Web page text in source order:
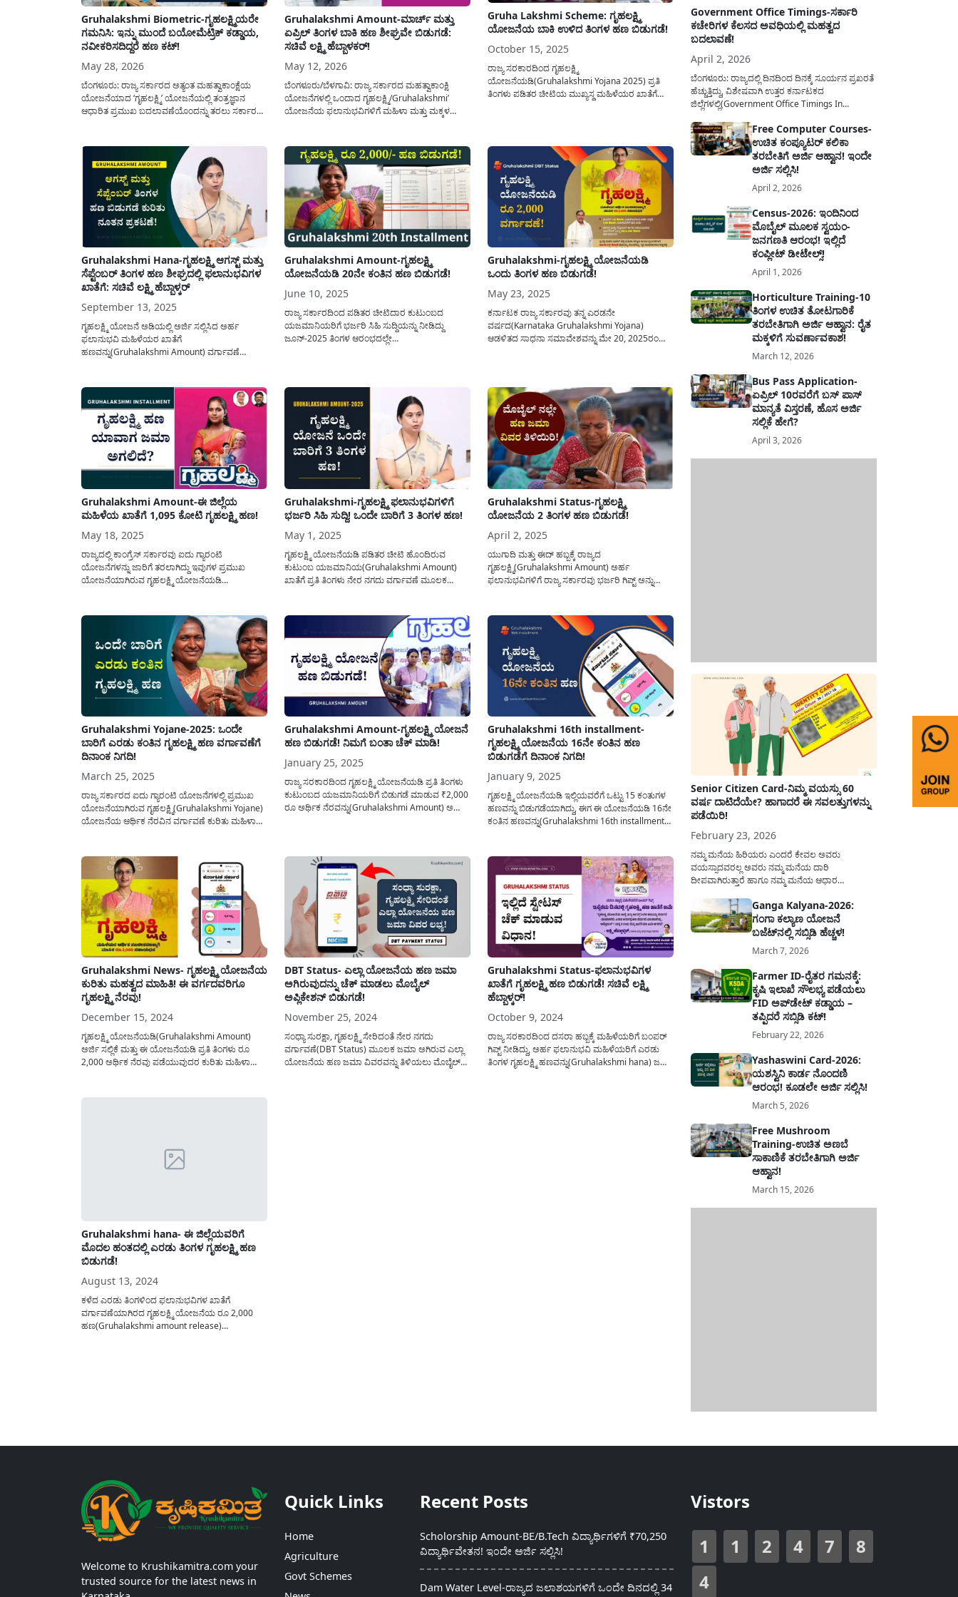
Gruhalakshmi Biometric-ಗೃಹಲಕ್ಷ್ಮಿಯರೇ
ಗಮನಿಸಿ: ಇನ್ನು ಮುಂದೆ ಬಯೋಮೆಟ್ರಿಕ್ ಕಡ್ಡಾಯ,
ನವೀಕರಿಸದಿದ್ದರೆ ಹಣ ಕಟ್!
May 28, 2026
ಬೆಂಗಳೂರು: ರಾಜ್ಯ ಸರ್ಕಾರದ ಅತ್ಯಂತ ಮಹತ್ವಾಕಾಂಕ್ಷೆಯ
ಯೋಜನೆಯಾದ ‘ಗೃಹಲಕ್ಷ್ಮಿ’ ಯೋಜನೆಯಲ್ಲಿ ತಂತ್ರಜ್ಞಾನ
ಆಧಾರಿತ ಪ್ರಮುಖ ಬದಲಾವಣೆಯೊಂದನ್ನು ತರಲು ಸರ್ಕಾರ
ಸಂಪೂರ್ಣವಾಗಿ ನಿಯಂತ್ರಿಸಲು ಇನ್ನು ಮುಂದೆ ‘ಒನ್-ಟೈಮ್
ಬಯೋಮೆಟ್ರಿಕ್’ (Gruhalakshmi One-time
Biometric) ವ್ಯವಸ್ಥೆಯನ್ನು ಜಾರಿಗೆ ತರಲಾಗುತ್ತಿದೆ. ಪ್ರಸ್ತುತ
ಯೋಜನೆಯ ಲಾಭ ಪಡೆಯುತ್ತಿರುವ ಎಲ್ಲಾ ಫಲಾನುಭವಿಗಳು...
Gruhalakshmi Amount-ಮಾರ್ಚ್ ಮತ್ತು
ಏಪ್ರಿಲ್ ತಿಂಗಳ ಬಾಕಿ ಹಣ ಶೀಘ್ರವೇ ಬಿಡುಗಡೆ:
ಸಚಿವೆ ಲಕ್ಷ್ಮಿ ಹೆಬ್ಬಾಳಕರ್!
May 12, 2026
ಬೆಂಗಳೂರು/ಬೆಳಗಾವಿ: ರಾಜ್ಯ ಸರ್ಕಾರದ ಮಹತ್ವಾಕಾಂಕ್ಷಿ
ಯೋಜನೆಗಳಲ್ಲಿ ಒಂದಾದ ಗೃಹಲಕ್ಷ್ಮಿ/Gruhalakshmi’
ಯೋಜನೆಯ ಫಲಾನುಭವಿಗಳಿಗೆ ಮಹಿಳಾ ಮತ್ತು ಮಕ್ಕಳ
ತಿಂಗಳಿಂದ ತಾಂತ್ರಿಕ ಕಾರಣ ಹಾಗೂ ಚುನಾವಣೆ ನೀತಿ
ಸಂಹಿತೆಯ ಹಿನ್ನೆಲೆಯಲ್ಲಿ ವಿಳಂಬವಾಗಿದ್ದ ಗೃಹಲಕ್ಷ್ಮಿ
ಯೋಜನೆಯ ಮಾಸಿಕ ₹2,000 ಹಣವು ಸದ್ಯದಲ್ಲೇ
ಮಹಿಳೆಯರ ಬ್ಯಾಂಕ್...
Gruha Lakshmi Scheme: ಗೃಹಲಕ್ಷ್ಮಿ
ಯೋಜನೆಯ ಬಾಕಿ ಉಳಿದ ತಿಂಗಳ ಹಣ ಬಿಡುಗಡೆ!
October 15, 2025
ರಾಜ್ಯ ಸರಕಾರದಿಂದ ಗೃಹಲಕ್ಷ್ಮಿ
ಯೋಜನೆಯಡಿ(Gruhalakshmi Yojana 2025) ಪ್ರತಿ
ತಿಂಗಳು ಪಡಿತರ ಚೀಟಿಯ ಮುಖ್ಯಸ್ಥ ಮಹಿಳೆಯರ ಖಾತೆಗೆ
ತಿಂಗಳಿನಿಂದ ಗೃಹಲಕ್ಷ್ಮಿ ಯೋಜನೆಯ ರೂ 2,000/- ಹಣ ಪ್ರತಿ
ತಿಂಗಳು...
Gruhalakshmi Hana-ಗೃಹಲಕ್ಷ್ಮಿ ಆಗಸ್ಟ್ ಮತ್ತು
ಸೆಪ್ಟೆಂಬರ್ ತಿಂಗಳ ಹಣ ಶೀಘ್ರದಲ್ಲಿ ಫಲಾನುಭವಿಗಳ
ಖಾತೆಗೆ: ಸಚಿವೆ ಲಕ್ಷ್ಮಿ ಹೆಬ್ಬಾಳ್ಕರ್
September 13, 2025
ಗೃಹಲಕ್ಷ್ಮಿ ಯೋಜನೆ ಅಡಿಯಲ್ಲಿ ಅರ್ಜಿ ಸಲ್ಲಿಸಿದ ಅರ್ಹ
ಫಲಾನುಭವಿ ಮಹಿಳೆಯರ ಖಾತೆಗೆ
ಹಣವನ್ನು(Gruhalakshmi Amount) ವರ್ಗಾವಣೆ
ಹೊರಡಿಸಿದ್ದು ಇದರ ಸಂಪೂರ್ಣ ವಿವರವಾದ ಮಾಹಿತಿಯನ್ನು
ಇಲ್ಲಿ ಹಂಚಿಕೊಳ್ಳಲಾಗಿದೆ. ಮಾಹಿಳಾ ಮತ್ತು ಮಕ್ಕಳ ಅಭಿವೃದ್ದಿ
ಸಚಿವೆ ಲಕ್ಷ್ಮಿ ಹೆಬ್ಬಾಳ್ಕರ್(Laxmi hebbalkar) ಅವರು...
Gruhalakshmi Amount-ಗೃಹಲಕ್ಷ್ಮಿ
ಯೋಜನೆಯಡಿ 20ನೇ ಕಂತಿನ ಹಣ ಬಿಡುಗಡೆ!
June 10, 2025
ರಾಜ್ಯ ಸರ್ಕಾರದಿಂದ ಪಡಿತರ ಚೀಟಿದಾರ ಕುಟುಂಬದ
ಯಜಮಾನಿಯರಿಗೆ ಭರ್ಜರಿ ಸಿಹಿ ಸುದ್ದಿಯನ್ನು ನೀಡಿದ್ದು
ಜೂನ್-2025 ತಿಂಗಳ ಆರಂಭದಲ್ಲೇ
Card) ಹೊಂದಿರುವ ಕುಟುಂಬದ ಯಜಮಾನಿಯರ ಅರ್ಹ
ಫಲಾನುಭವಿಗಳ ಖಾತೆಗೆ ಮಹಿಳಾ ಮತ್ತು ಮಕ್ಕಳ ಕಲ್ಯಾಣ
ಇಲಾಖೆಯ...
Gruhalakshmi-ಗೃಹಲಕ್ಷ್ಮಿ ಯೋಜನೆಯಡಿ
ಒಂದು ತಿಂಗಳ ಹಣ ಬಿಡುಗಡೆ!
May 23, 2025
ಕರ್ನಾಟಕ ರಾಜ್ಯ ಸರ್ಕಾರವು ತನ್ನ ಎರಡನೇ
ವರ್ಷದ(Karnataka Gruhalakshmi Yojana)
ಆಡಳಿತದ ಸಾಧನಾ ಸಮಾವೇಶವನ್ನು ಮೇ 20, 2025ರಂದು
ಖಾತೆಗೆ ಜಮಾ ಮಾಡಲಾಗಿದೆ. ದಿನಾಂಕ ಮೇ 19, 2025ರಂದು
ಫಲಾನುಭವಿಗಳ ಖಾತೆಗೆ ಒಂದು ತಿಂಗಳು...
Gruhalakshmi Amount-ಈ ಜಿಲ್ಲೆಯ
ಮಹಿಳೆಯ ಖಾತೆಗೆ 1,095 ಕೋಟಿ ಗೃಹಲಕ್ಷ್ಮಿ ಹಣ!
May 18, 2025
ರಾಜ್ಯದಲ್ಲಿ ಕಾಂಗ್ರೆಸ್ ಸರ್ಕಾರವು ಐದು ಗ್ಯಾರಂಟಿ
ಯೋಜನೆಗಳನ್ನು ಜಾರಿಗೆ ತರಲಾಗಿದ್ದು ಇವುಗಳ ಪ್ರಮುಖ
ಯೋಜನೆಯಾಗಿರುವ ಗೃಹಲಕ್ಷ್ಮಿ ಯೋಜನೆಯಡಿ
ಹಂಚಿಕೊಳ್ಳಲಾಗಿದೆ. ಮಹಿಳಾ ಮತ್ತು ಮಕ್ಕಳ ಕಲ್ಯಾಣ
ಇಲಾಖೆಯ ಸಚಿವರಾದ ಲಕ್ಷ್ಮಿ ಹೆಬ್ಬಾಳ್ಕರ್(Minister Laxmi
hebbalkar) ಅವರು ಮೇ-2025 ತಿಂಗಳಲ್ಲಿ ಹಂತ-
ಹಂತವಾಗಿ ಇದೆ ತಿಂಗಳಲ್ಲಿ 3 ಕಂತುಗಳ...
Gruhalakshmi-ಗೃಹಲಕ್ಷ್ಮಿ ಫಲಾನುಭವಿಗಳಿಗೆ
ಭರ್ಜರಿ ಸಿಹಿ ಸುದ್ದಿ! ಒಂದೇ ಬಾರಿಗೆ 3 ತಿಂಗಳ ಹಣ!
May 1, 2025
ಗೃಹಲಕ್ಷ್ಮಿ ಯೋಜನೆಯಡಿ ಪಡಿತರ ಚೀಟಿ ಹೊಂದಿರುವ
ಕುಟುಂಬ ಯಜಮಾನಿಯ(Gruhalakshmi Amount)
ಖಾತೆಗೆ ಪ್ರತಿ ತಿಂಗಳು ನೇರ ನಗದು ವರ್ಗಾವಣೆ ಮೂಲಕ
ಸಚಿವರಾದ ಲಕ್ಷ್ಮಿ ಹೆಬ್ಬಾಳ್ಕರ್ ಅವರು ಪತ್ರಿಕಾ ಮಾಧ್ಯಮದ
ಮೂಲಕ ತಿಳಿಸಿರುವ ನೂತನ ಮಾಹಿತಿಯನ್ನು ಈ ಲೇಖನದಲ್ಲಿ...
Gruhalakshmi Status-ಗೃಹಲಕ್ಷ್ಮಿ
ಯೋಜನೆಯ 2 ತಿಂಗಳ ಹಣ ಬಿಡುಗಡೆ!
April 2, 2025
ಯುಗಾದಿ ಮತ್ತು ಈದ್ ಹಬ್ಬಕ್ಕೆ ರಾಜ್ಯದ
ಗೃಹಲಕ್ಷ್ಮಿ(Gruhalakshmi Amount) ಅರ್ಹ
ಫಲಾನುಭವಿಗಳಿಗೆ ರಾಜ್ಯ ಸರ್ಕಾರವು ಭರ್ಜರಿ ಗಿಪ್ಟ್ ಅನ್ನು
ಜಮಾ ಮಾಡಲಾಗಿದೆ. ಸರ್ಕಾರದಿಂದ ಗೃಹಲಕ್ಷ್ಮಿ ಯೋಜನೆಯಡಿ
ಜನವರು-2025 ಮತ್ತು ಫೆಬ್ರವರಿ-2025 ಎರಡು ತಿಂಗಳ
ಹಣವನ್ನು(Gruhalakshmi Status) ಈ...
Gruhalakshmi Yojane-2025: ಒಂದೇ
ಬಾರಿಗೆ ಎರಡು ಕಂತಿನ ಗೃಹಲಕ್ಷ್ಮಿ ಹಣ ವರ್ಗಾವಣೆಗೆ
ದಿನಾಂಕ ನಿಗದಿ!
March 25, 2025
ರಾಜ್ಯ ಸರ್ಕಾರದ ಐದು ಗ್ಯಾರಂಟಿ ಯೋಜನೆಗಳಲ್ಲಿ ಪ್ರಮುಖ
ಯೋಜನೆಯಾಗಿರುವ ಗೃಹಲಕ್ಷ್ಮಿ(Gruhalakshmi Yojane)
ಯೋಜನೆಯ ಆರ್ಥಿಕ ನೆರವಿನ ವರ್ಗಾವಣೆ ಕುರಿತು ಮಹಿಳಾ
ಹಂಚಿಕೊಳ್ಳಲಾಗಿದೆ. ಗೃಹಲಕ್ಷ್ಮಿ ಯೋಜನೆಯಡಿ ಪ್ರತಿ ತಿಂಗಳು
ಅರ್ಹ ಪಡಿತರ ಚೀಟಿ ಹೊಂದಿರುವ ಮಹಿಳೆಯರಿಗೆ ನೀಡುವ
ರೂ 2,000/-...
Gruhalakshmi Amount-ಗೃಹಲಕ್ಷ್ಮಿ ಯೋಜನೆ
ಹಣ ಬಿಡುಗಡೆ! ನಿಮಗೆ ಬಂತಾ ಚೆಕ್ ಮಾಡಿ!
January 25, 2025
ರಾಜ್ಯ ಸರಕಾರದಿಂದ ಗೃಹಲಕ್ಷ್ಮಿ ಯೋಜನೆಯಡಿ ಪ್ರತಿ ತಿಂಗಳು
ಕುಟುಂಬದ ಯಜಮಾನಿಯರಿಗೆ ಬಿಡುಗಡೆ ಮಾಡುವ ₹2,000
ರೂ ಅರ್ಥಿಕ ನೆರವನ್ನು(Gruhalakshmi Amount) ಅರ್ಹ
ಗೃಹಲಕ್ಷ್ಮಿ ಯೋಜನೆಯ ಎಲ್ಲಾ ಬಗೆಯ ಅರ್ಜಿ ವಿಲೇವಾರಿ
Gruhalakshmi 16th installment-
ಗೃಹಲಕ್ಷ್ಮಿ ಯೋಜನೆಯ 16ನೇ ಕಂತಿನ ಹಣ
ಬಿಡುಗಡೆಗೆ ದಿನಾಂಕ ನಿಗದಿ!
January 9, 2025
ಗೃಹಲಕ್ಷ್ಮಿ ಯೋಜನೆಯಡಿ ಇಲ್ಲಿಯವರೆಗೆ ಒಟ್ಟು 15 ಕಂತುಗಳ
ಹಣವನ್ನು ಬಿಡುಗಡೆಯಾಗಿದ್ದು, ಈಗ ಈ ಯೋಜನೆಯಡಿ 16ನೇ
ಕಂತಿನ ಹಣವನ್ನು(Gruhalakshmi 16th installment)
ಒಂದಿಷ್ಟು ಉಪಯುಕ್ತ ಮಾಹಿತಿ ಹೀಗಿದೆ. ರಾಜ್ಯ ಸರಕಾರದಿಂದ
ಪಡಿತರ ಚೀಟಿ ಹೊಂದಿರುವ ಕುಟುಂಬದ ಯಜಮಾನಿಯರ
ಬ್ಯಾಂಕ್ ಖಾತೆಗೆ ಪ್ರತಿ...
Gruhalakshmi News- ಗೃಹಲಕ್ಷ್ಮಿ ಯೋಜನೆಯ
ಕುರಿತು ಮಹತ್ವದ ಮಾಹಿತಿ! ಈ ವರ್ಗದವರಿಗೂ
ಗೃಹಲಕ್ಷ್ಮಿ ನೆರವು!
December 15, 2024
ಗೃಹಲಕ್ಷ್ಮಿ ಯೋಜನೆಯಡಿ(Gruhalakshmi Amount)
ಅರ್ಜಿ ಸಲ್ಲಿಕೆ ಮತ್ತು ಈ ಯೋಜನೆಯಡಿ ಪ್ರತಿ ತಿಂಗಳು ರೂ
2,000 ಅರ್ಥಿಕ ನೆರವು ಪಡೆಯುವುದರ ಕುರಿತು ಮಹಿಳಾ
ಹಂಚಿಕೊಂಡಿರುವ ಮಾಹಿತಿಯನ್ನು ಇಲ್ಲಿ ಪ್ರಕಟಿಸಲಾಗಿದೆ.
DBT Status- ಎಲ್ಲಾ ಯೋಜನೆಯ ಹಣ ಜಮಾ
ಅಗಿರುವುದನ್ನು ಚೆಕ್ ಮಾಡಲು ಮೊಬೈಲ್
ಅಪ್ಲಿಕೇಶನ್ ಬಿಡುಗಡೆ!
November 25, 2024
ಸಂಧ್ಯಾ ಸುರಕ್ಷಾ, ಗೃಹಲಕ್ಷ್ಮಿ ಸೇರಿದಂತೆ ನೇರ ನಗದು
ವರ್ಗಾವಣೆ(DBT Status) ಮೂಲಕ ಜಮಾ ಅಗಿರುವ ಎಲ್ಲಾ
ಯೋಜನೆಯ ಹಣ ಜಮಾ ವಿವರವನ್ನು ತಿಳಿಯಲು ಮೊಬೈಲ್
Gruhalakshmi Status-ಫಲಾನುಭವಿಗಳ
ಖಾತೆಗೆ ಗೃಹಲಕ್ಷ್ಮಿ ಹಣ ಬಿಡುಗಡೆ! ಸಚಿವೆ ಲಕ್ಷ್ಮಿ
ಹೆಬ್ಬಾಳ್ಕರ್‌!
October 9, 2024
ರಾಜ್ಯ ಸರಕಾರದಿಂದ ದಸರಾ ಹಬ್ಬಕ್ಕೆ ಮಹಿಳೆಯರಿಗೆ ಬಂಪರ್
ಗಿಪ್ಟ್ ನೀಡಿದ್ದು, ಅರ್ಹ ಫಲಾನುಭವಿ ಮಹಿಳೆಯರಿಗೆ ಎರಡು
ತಿಂಗಳ ಗೃಹಲಕ್ಷ್ಮಿ ಹಣವನ್ನು(Gruhalakshmi hana) ಜಮಾ
Gruhalakshmi hana- ಈ ಜಿಲ್ಲೆಯವರಿಗೆ
ಮೊದಲ ಹಂತದಲ್ಲಿ ಎರಡು ತಿಂಗಳ ಗೃಹಲಕ್ಷ್ಮಿ ಹಣ
ಬಿಡುಗಡೆ!
August 13, 2024
ಕಳೆದ ಎರಡು ತಿಂಗಳಿಂದ ಫಲಾನುಭವಿಗಳ ಖಾತೆಗೆ
ವರ್ಗಾವಣೆಯಾಗಿರದ ಗೃಹಲಕ್ಷ್ಮಿ ಯೋಜನೆಯ ರೂ 2,000
ಹಣ(Gruhalakshmi amount release)
Government Office Timings-ಸರ್ಕಾರಿ
ಕಚೇರಿಗಳ ಕೆಲಸದ ಅವಧಿಯಲ್ಲಿ ಮಹತ್ವದ
ಬದಲಾವಣೆ!
April 2, 2026
ಬೆಂಗಳೂರು: ರಾಜ್ಯದಲ್ಲಿ ದಿನದಿಂದ ದಿನಕ್ಕೆ ಸೂರ್ಯನ ಪ್ರಖರತೆ
ಹೆಚ್ಚುತ್ತಿದ್ದು, ವಿಶೇಷವಾಗಿ ಉತ್ತರ ಕರ್ನಾಟಕದ
ಜಿಲ್ಲೆಗಳಲ್ಲಿ(Government Office Timings In
ಹಿನ್ನೆಲೆಯಲ್ಲಿ ಸರ್ಕಾರಿ ನೌಕರರ ಹಿತದೃಷ್ಟಿಯಿಂದ ಹಾಗೂ
ಸಾರ್ವಜನಿಕರ ಅನುಕೂಲಕ್ಕಾಗಿ ಕರ್ನಾಟಕ ಸರ್ಕಾರವು
ಮಹತ್ವದ ನಿರ್ಧಾರವೊಂದನ್ನು ಕೈಗೊಂಡಿದೆ. ಕಿತ್ತೂರು ಕರ್ನಾಟಕ
ಮತ್ತು ಕಲ್ಯಾಣ ಕರ್ನಾಟಕದ ಒಟ್ಟು 9 ಜಿಲ್ಲೆಗಳಲ್ಲಿ ಏಪ್ರಿಲ್...
Free Computer Courses-
ಉಚಿತ ಕಂಪ್ಯೂಟರ್ ಕಲಿಕಾ
ತರಬೇತಿಗೆ ಅರ್ಜಿ ಆಹ್ವಾನ! ಇಂದೇ
ಅರ್ಜಿ ಸಲ್ಲಿಸಿ!
April 2, 2026
Census-2026: ಇಂದಿನಿಂದ
ಮೊಬೈಲ್ ಮೂಲಕ ಸ್ವಯಂ-
ಜನಗಣತಿ ಆರಂಭ! ಇಲ್ಲಿದೆ
ಕಂಪ್ಲೀಟ್ ಡೀಟೇಲ್ಸ್!
April 1, 2026
Horticulture Training-10
ತಿಂಗಳ ಉಚಿತ ತೋಟಗಾರಿಕೆ
ತರಬೇತಿಗಾಗಿ ಅರ್ಜಿ ಆಹ್ವಾನ: ರೈತ
ಮಕ್ಕಳಿಗೆ ಸುವರ್ಣಾವಕಾಶ!
March 12, 2026
Bus Pass Application-
ಏಪ್ರಿಲ್ 10ರವರೆಗೆ ಬಸ್ ಪಾಸ್
ಮಾನ್ಯತೆ ವಿಸ್ತರಣೆ, ಹೊಸ ಅರ್ಜಿ
ಸಲ್ಲಿಕೆ ಹೇಗೆ?
April 3, 2026
Senior Citizen Card-ನಿಮ್ಮ ವಯಸ್ಸು 60
ವರ್ಷ ದಾಟಿದೆಯೇ? ಹಾಗಾದರೆ ಈ ಸವಲತ್ತುಗಳನ್ನು
ಪಡೆಯಿರಿ!
February 23, 2026
ನಮ್ಮ ಮನೆಯ ಹಿರಿಯರು ಎಂದರೆ ಕೇವಲ ಅವರು
ವಯಸ್ಸಾದವರಲ್ಲ ಅವರು ನಮ್ಮ ಮನೆಯ ದಾರಿ
ದೀಪವಾಗಿರುತ್ತಾರೆ ಹಾಗೂ ನಮ್ಮ ಮನೆಯ ಆಧಾರ
ಸಮಾಜಕ್ಕಾಗಿ ದುಡಿತಿರುತ್ತಾರೆ ಹಾಗೆಯೇ ಅವರು ತಮ್ಮ 60
ವರ್ಷಗಳ ನಂತರದ ಜೀವನವನ್ನು ನೆಮ್ಮದಿಯಿಂದ
ಕಳೆಯಬೇಕೆಂಬುದು ಪ್ರತಿಯೊಬ್ಬರ ಕನಸಾಗಿರುತ್ತದೆ ಆದ್ದರಿಂದ
ಸರ್ಕಾರವು ಹಿರಿಯ ನಾಗರಿಕರ ಗುರುತಿನ ಚೀಟಿ...
Ganga Kalyana-2026:
ಗಂಗಾ ಕಲ್ಯಾಣ ಯೋಜನೆ
ಬಜೆಟ್‌ನಲ್ಲಿ ಸಬ್ಸಿಡಿ ಹೆಚ್ಚಳ!
March 7, 2026
Farmer ID-ರೈತರ ಗಮನಕ್ಕೆ:
ಕೃಷಿ ಇಲಾಖೆ ಸೌಲಭ್ಯ ಪಡೆಯಲು
FID ಅಪ್‌ಡೇಟ್ ಕಡ್ಡಾಯ –
ತಪ್ಪಿದರೆ ಸಬ್ಸಿಡಿ ಕಟ್!
February 22, 2026
Yashaswini Card-2026:
ಯಶಸ್ವಿನಿ ಕಾರ್ಡ ನೊಂದಣಿ
ಆರಂಭ! ಕೂಡಲೇ ಅರ್ಜಿ ಸಲ್ಲಿಸಿ!
March 5, 2026
Free Mushroom
Training-ಉಚಿತ ಅಣಬೆ
ಸಾಕಾಣಿಕೆ ತರಬೇತಿಗಾಗಿ ಅರ್ಜಿ
ಆಹ್ವಾನ!
March 15, 2026
Welcome to Krushikamitra.com your
trusted source for the latest news in
Quick Links
Home
Agriculture
Govt Schemes
Recent Posts
Scholorship Amount-BE/B.Tech ವಿದ್ಯಾರ್ಥಿಗಳಿಗೆ ₹70,250
ವಿದ್ಯಾರ್ಥಿವೇತನ! ಇಂದೇ ಅರ್ಜಿ ಸಲ್ಲಿಸಿ!
Dam Water Level-ರಾಜ್ಯದ ಜಲಾಶಯಗಳಿಗೆ ಒಂದೇ ದಿನದಲ್ಲಿ 34
Vistors
1
1 2 4 7
8
4